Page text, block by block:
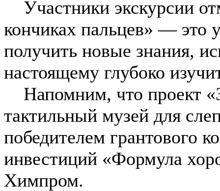
Участники экскурсии
кончиках пальцев» — это
получить новые знания,
настоящему глубоко
Напомним, что проект
тактильный музей для
победителем грантового
инвестиций «Формула
Химпром.